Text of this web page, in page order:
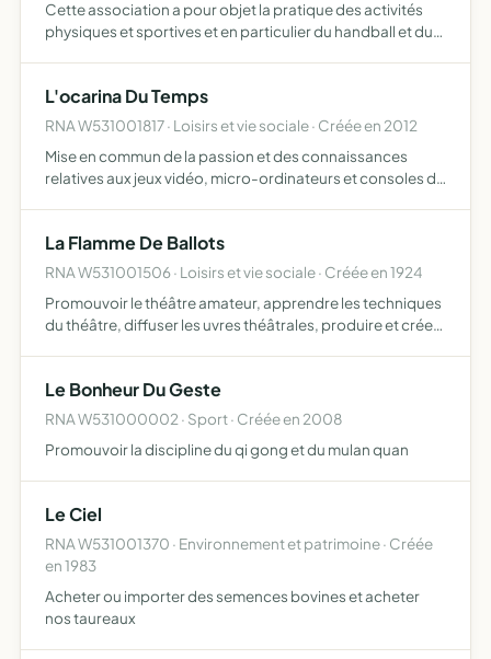
Cette association a pour objet la pratique des activités
physiques et sportives et en particulier du handball et du
L'ocarina Du Temps
RNA W531001817 · Loisirs et vie sociale · Créée en 2012
Mise en commun de la passion et des connaissances
relatives aux jeux vidéo, micro-ordinateurs et consoles de
La Flamme De Ballots
RNA W531001506 · Loisirs et vie sociale · Créée en 1924
Promouvoir le théâtre amateur, apprendre les techniques
du théâtre, diffuser les uvres théâtrales, produire et créer
Le Bonheur Du Geste
RNA W531000002 · Sport · Créée en 2008
Promouvoir la discipline du qi gong et du mulan quan
Le Ciel
RNA W531001370 · Environnement et patrimoine · Créée
en 1983
Acheter ou importer des semences bovines et acheter
nos taureaux